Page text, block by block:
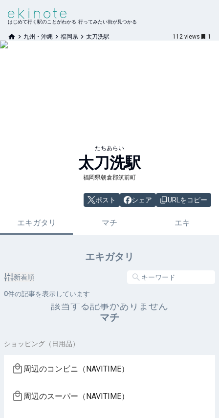
はじめて行く駅のことがわかる 行ってみたい街が見つかる
九州・沖縄 福岡県 太刀洗駅 112 views 1
たちあらい
太刀洗駅
福岡県朝倉郡筑前町
ポスト シェア URLをコピー
エキガタリ マチ エキ
エキガタリ
新着順
0件の記事を表示しています
該当する記事がありません
マチ
ショッピング（日用品）
周辺のコンビニ（NAVITIME）
周辺のスーパー（NAVITIME）